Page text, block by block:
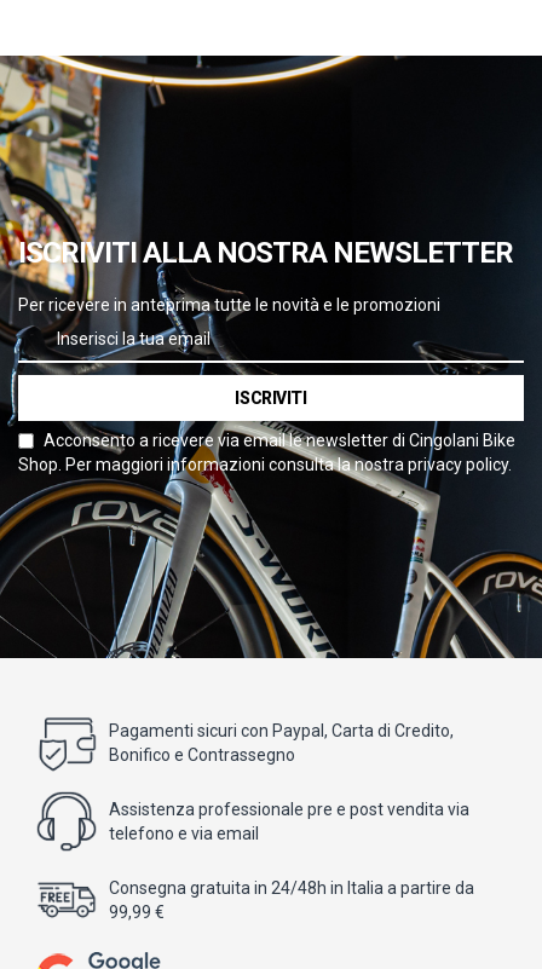
ISCRIVITI ALLA NOSTRA NEWSLETTER
Per ricevere in anteprima tutte le novità e le promozioni
ISCRIVITI
Acconsento a ricevere via email le newsletter di Cingolani Bike
Shop. Per maggiori informazioni consulta la nostra privacy policy.
Pagamenti sicuri con Paypal, Carta di Credito,
Bonifico e Contrassegno
Assistenza professionale pre e post vendita via
telefono e via email
Consegna gratuita in 24/48h in Italia a partire da
99,99 €